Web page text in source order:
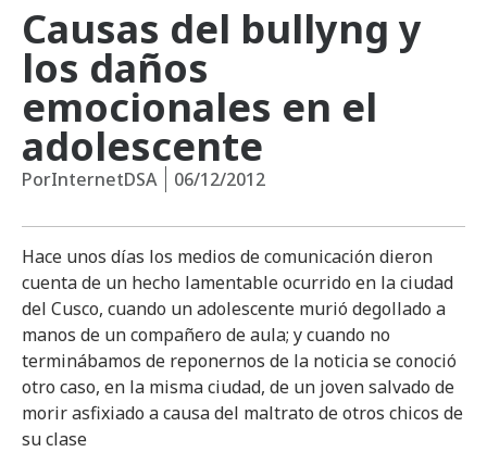
Causas del bullyng y
los daños
emocionales en el
adolescente
PorInternetDSA 06/12/2012
Hace unos días los medios de comunicación dieron
cuenta de un hecho lamentable ocurrido en la ciudad
del Cusco, cuando un adolescente murió degollado a
manos de un compañero de aula; y cuando no
terminábamos de reponernos de la noticia se conoció
otro caso, en la misma ciudad, de un joven salvado de
morir asfixiado a causa del maltrato de otros chicos de
su clase